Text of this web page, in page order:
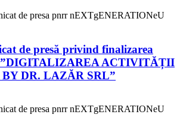
de presă privind finalizarea
”DIGITALIZAREA ACTIVITĂȚII
DR. LAZĂR SRL”